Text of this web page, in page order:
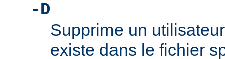
-D
Supprime un
existe dans le fichier